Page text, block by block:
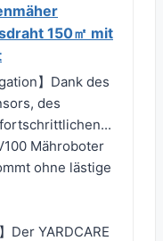
150㎡ mit
】Dank des
des
Mähroboter
ohne lästige
Der YARDCARE